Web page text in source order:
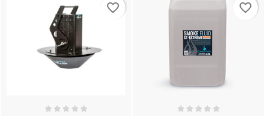
favorite_border favorite_border